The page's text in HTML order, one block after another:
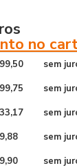
no
sem
sem
sem
sem
sem